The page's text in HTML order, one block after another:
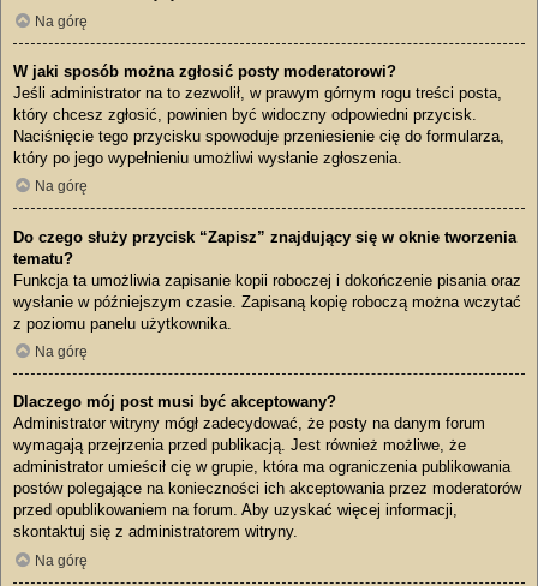
Na górę
W jaki sposób można zgłosić posty moderatorowi?
Jeśli administrator na to zezwolił, w prawym górnym rogu treści posta,
który chcesz zgłosić, powinien być widoczny odpowiedni przycisk.
Naciśnięcie tego przycisku spowoduje przeniesienie cię do formularza,
który po jego wypełnieniu umożliwi wysłanie zgłoszenia.
Na górę
Do czego służy przycisk “Zapisz” znajdujący się w oknie tworzenia
tematu?
Funkcja ta umożliwia zapisanie kopii roboczej i dokończenie pisania oraz
wysłanie w późniejszym czasie. Zapisaną kopię roboczą można wczytać
z poziomu panelu użytkownika.
Na górę
Dlaczego mój post musi być akceptowany?
Administrator witryny mógł zadecydować, że posty na danym forum
wymagają przejrzenia przed publikacją. Jest również możliwe, że
administrator umieścił cię w grupie, która ma ograniczenia publikowania
postów polegające na konieczności ich akceptowania przez moderatorów
przed opublikowaniem na forum. Aby uzyskać więcej informacji,
skontaktuj się z administratorem witryny.
Na górę